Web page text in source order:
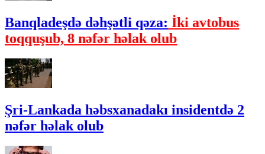
Banqladeşdə dəhşətli qəza: İki avtobus
toqquşub, 8 nəfər həlak olub
Şri-Lankada həbsxanadakı insidentdə 2
nəfər həlak olub